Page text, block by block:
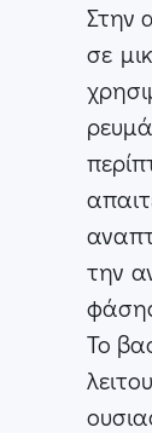
Στην
σε
την
To